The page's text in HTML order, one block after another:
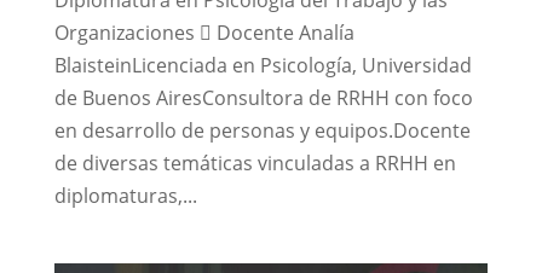
Organizaciones  Docente Analía
BlaisteinLicenciada en Psicología, Universidad
de Buenos AiresConsultora de RRHH con foco
en desarrollo de personas y equipos.Docente
de diversas temáticas vinculadas a RRHH en
diplomaturas,...